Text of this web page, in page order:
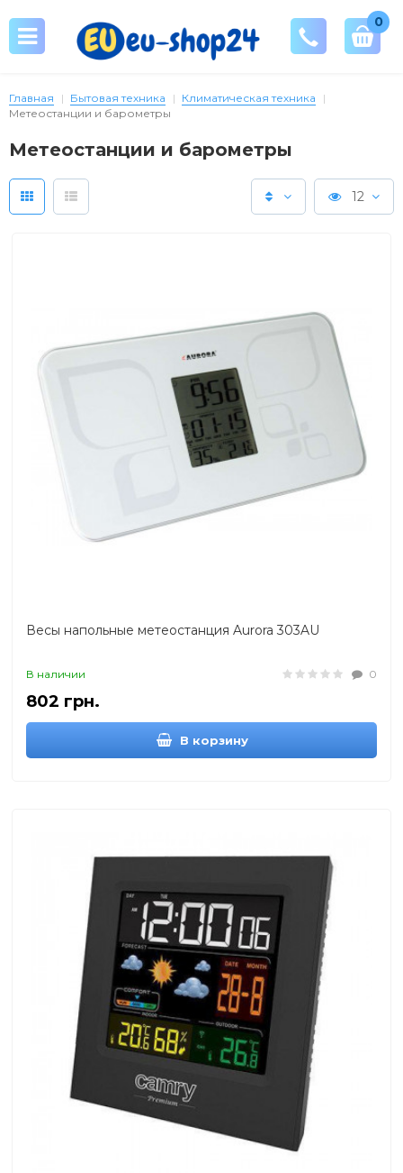
0
Главная Бытовая техника
Климатическая техника
Метеостанции и барометры
Метеостанции и барометры
12
Весы напольные метеостанция Aurora 303AU
В наличии 0
802 грн.
В корзину